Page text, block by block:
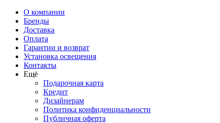
О компании
Бренды
Доставка
Оплата
Гарантии и возврат
Установка освещения
Контакты
Ещё
Подарочная карта
Кредит
Дизайнерам
Политика конфиденциальности
Публичная оферта